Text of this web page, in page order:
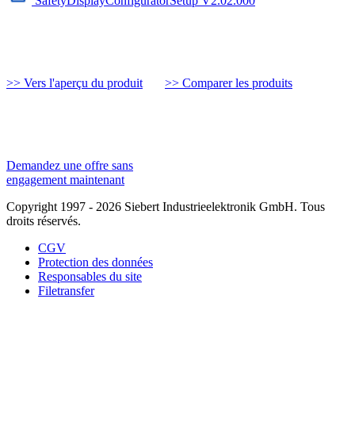
>> Vers l'aperçu du produit >> Comparer les produits
Demandez une offre sans
engagement maintenant
Copyright 1997 - 2026 Siebert Industrieelektronik GmbH. Tous
droits réservés.
CGV
Protection des données
Responsables du site
Filetransfer